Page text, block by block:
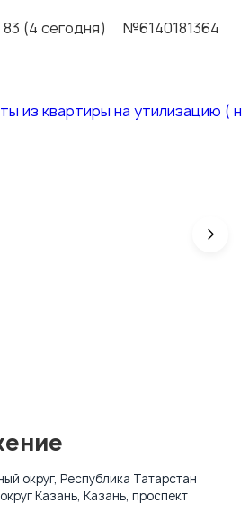
83 (4 сегодня) №6140181364
округ, Республика Татарстан
Казань, Казань, проспект